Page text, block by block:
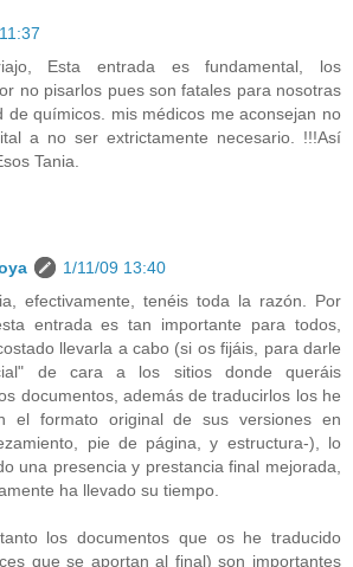
Esta entrada es fundamental, los
no pisarlos pues son fatales para nosotras
de químicos. mis médicos me aconsejan no
a no ser extrictamente necesario. !!!Así
Tania.
1/11/09 13:40
efectivamente, tenéis toda la razón. Por
entrada es tan importante para todos,
llevarla a cabo (si os fijáis, para darle
de cara a los sitios donde queráis
documentos, además de traducirlos los he
el formato original de sus versiones en
pie de página, y estructura-), lo
una presencia y prestancia final mejorada,
ha llevado su tiempo.
los documentos que os he traducido
que se aportan al final) son importantes